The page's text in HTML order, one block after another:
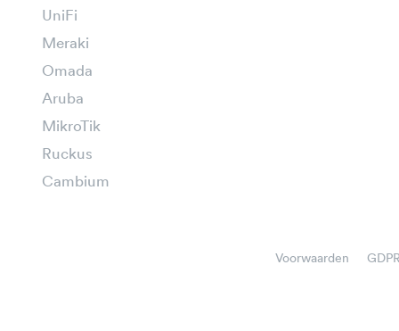
UniFi
Meraki
Omada
Aruba
MikroTik
Ruckus
Cambium
Voorwaarden